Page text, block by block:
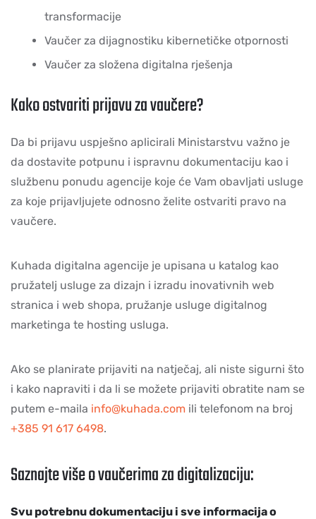
transformacije
Vaučer za dijagnostiku kibernetičke otpornosti
Vaučer za složena digitalna rješenja
Kako ostvariti prijavu za vaučere?
Da bi prijavu uspješno aplicirali Ministarstvu važno je
da dostavite potpunu i ispravnu dokumentaciju kao i
službenu ponudu agencije koje će Vam obavljati usluge
za koje prijavljujete odnosno želite ostvariti pravo na
vaučere.
Kuhada digitalna agencije je upisana u katalog kao
pružatelj usluge za dizajn i izradu inovativnih web
stranica i web shopa, pružanje usluge digitalnog
marketinga te hosting usluga.
Ako se planirate prijaviti na natječaj, ali niste sigurni što
i kako napraviti i da li se možete prijaviti obratite nam se
putem e-maila info@kuhada.com ili telefonom na broj
+385 91 617 6498.
Saznajte više o vaučerima za digitalizaciju:
Svu potrebnu dokumentaciju i sve informacija o